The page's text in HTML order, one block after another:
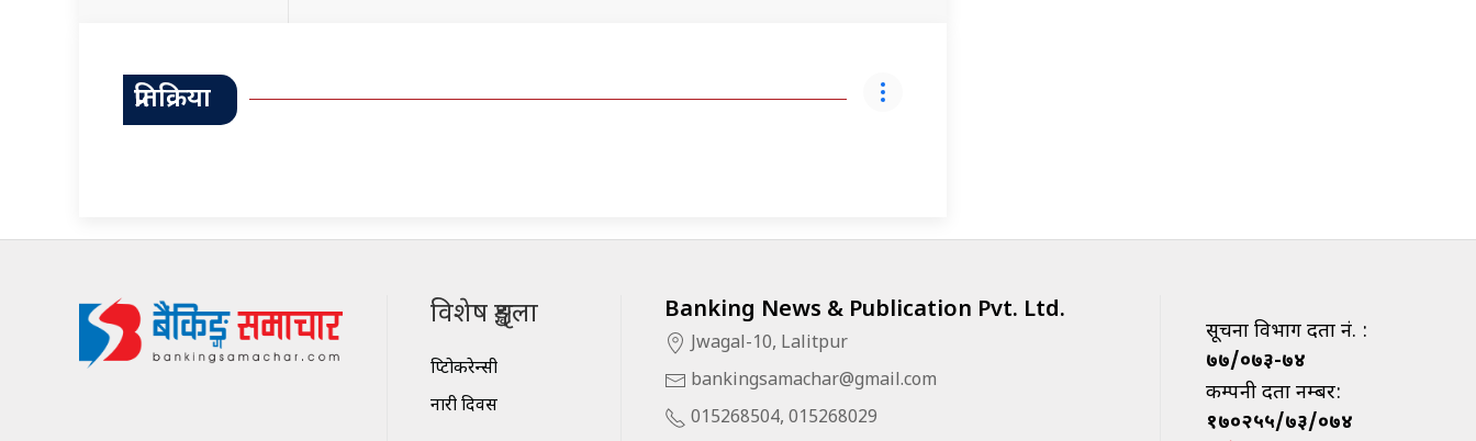
प्रतिक्रिया
विशेष शृङ्खला
क्रिप्टोकरेन्सी
नारी दिवस
Banking News & Publication Pvt. Ltd.
Jwagal-10, Lalitpur
bankingsamachar@gmail.com
015268504, 015268029
सूचना विभाग दर्ता नं. :
७७/०७३-७४
कम्पनी दर्ता नम्बर:
१७०२५५/७३/०७४